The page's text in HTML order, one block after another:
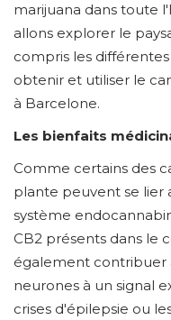
marijuana dans toute
allons explorer le
compris les
obtenir et utiliser le
à Barcelone.
Les bienfaits
Comme certains des
plante peuvent se lier
système
CB2 présents dans le
également contribuer
neurones à un signal
crises d'épilepsie ou